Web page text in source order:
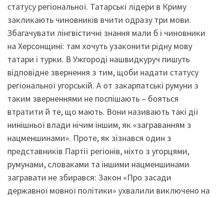
статусу регіональної. Татарські лідери в Криму
закликають чиновників вчити одразу три мови.
Збагачувати лінгвістичні знання мали б і чиновники
на Херсонщині: там хочуть узаконити рідну мову
татари і турки. В Ужгороді нашвидкуруч пишуть
відповідне звернення з тим, щоби надати статусу
регіональної угорській. А от закарпатські румуни з
таким зверненнями не поспішають – бояться
втратити й те, що мають. Вони називають такі дії
нинішньої влади нічим іншим, як «заграванням з
нацменшинами». Проте, як зізнався один з
представників Партії регіонів, ніхто з угорцями,
румунами, словаками та іншими нацменшинами
загравати не збирався: Закон «Про засади
державної мовної політики» ухвалили виключено на